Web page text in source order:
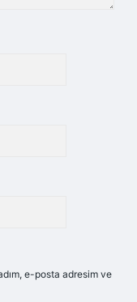
e-posta adresim ve